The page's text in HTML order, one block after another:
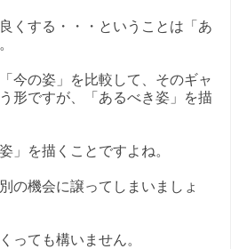
くする・・・ということは「あ
今の姿」を比較して、そのギャ
形ですが、「あるべき姿」を描
」を描くことですよね。
の機会に譲ってしまいましょ
っても構いません。